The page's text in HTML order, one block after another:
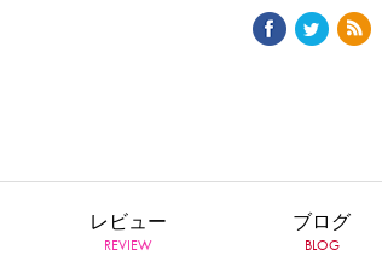
レビュー
REVIEW
ブログ
BLOG